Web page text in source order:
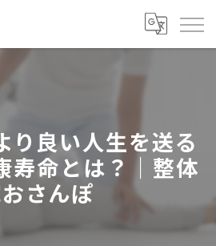
り良い人生を送る
寿命とは？｜整体
さんぽ